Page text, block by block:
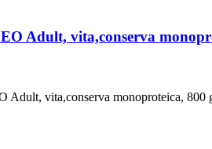
Adult, vita,conserva
vita,conserva monoproteica,